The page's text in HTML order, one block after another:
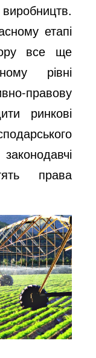
етапі
все ще
рівні
правову
ринкові
права